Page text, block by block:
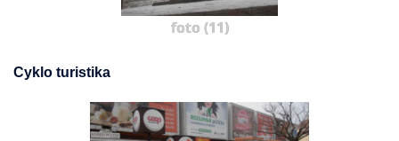
foto (11)
Cyklo turistika